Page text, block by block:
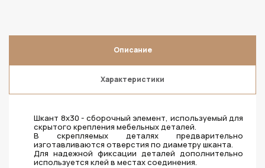
Описание
Характеристики
Шкант 8х30 - сборочный элемент, используемый для
скрытого крепления мебельных деталей.
В скрепляемых деталях предварительно
изготавливаются отверстия по диаметру шканта.
Для надежной фиксации деталей дополнительно
используется клей в местах соединения.